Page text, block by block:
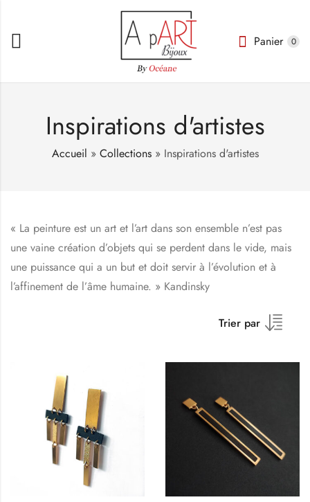
Panier 0
Inspirations d'artistes
Accueil » Collections» Inspirations d'artistes
« La peinture est un art et l’art dans son ensemble n’est pas
une vaine création d’objets qui se perdent dans le vide, mais
une puissance qui a un but et doit servir à l’évolution et à
l’affinement de l’âme humaine. » Kandinsky
Trier par